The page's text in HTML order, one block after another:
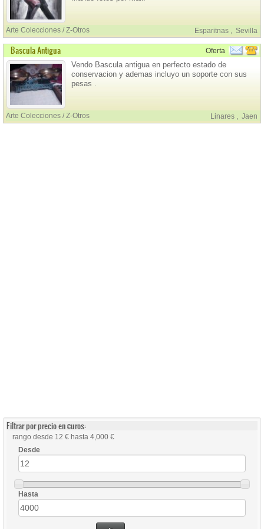
Arte Colecciones / Z-Otros Esparitnas , Sevilla
Bascula Antigua Oferta
Vendo Bascula antigua en perfecto estado de
conservacion y ademas incluyo un soporte con sus
pesas .
Arte Colecciones / Z-Otros Linares , Jaen
Filtrar por precio en €uros:
rango desde 12 € hasta 4,000 €
Desde
Hasta